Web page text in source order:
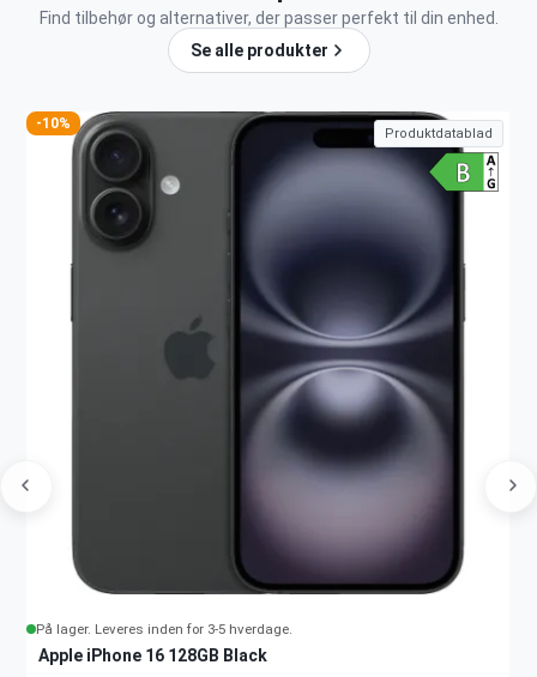
Find tilbehør og alternativer, der passer perfekt til din enhed.
Se alle produkter
-10%
På lager. Leveres inden for 3-5 hverdage.
Apple iPhone 16 128GB Black
Produktdatablad